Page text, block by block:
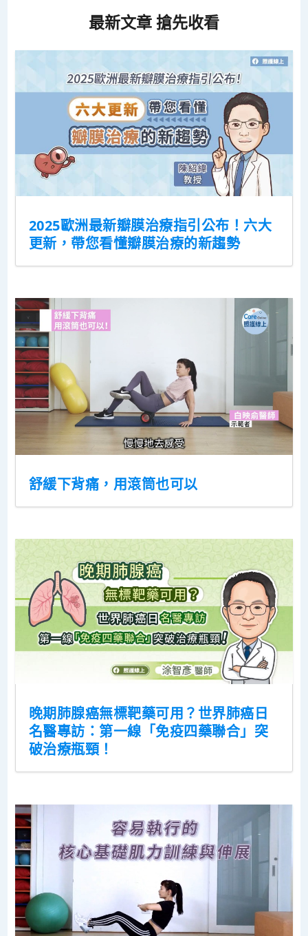
最新文章 搶先收看
2025歐洲最新瓣膜治療指引公布！六大
更新，帶您看懂瓣膜治療的新趨勢
舒緩下背痛，用滾筒也可以
晚期肺腺癌無標靶藥可用？世界肺癌日
名醫專訪：第一線「免疫四藥聯合」突
破治療瓶頸！